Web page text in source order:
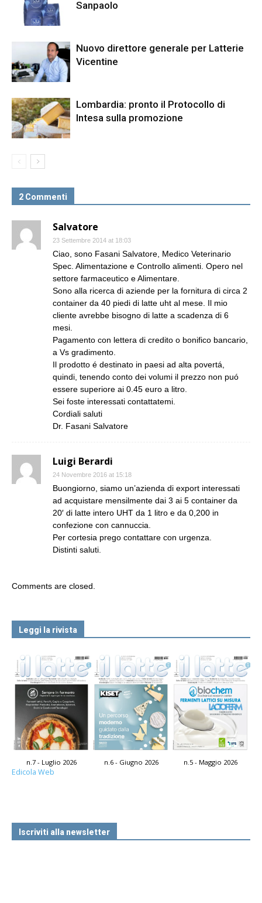
Sanpaolo
Nuovo direttore generale per Latterie
Vicentine
Lombardia: pronto il Protocollo di
Intesa sulla promozione
2 Commenti
Salvatore
23 Settembre 2014 at 18:03
Ciao, sono Fasani Salvatore, Medico Veterinario
Spec. Alimentazione e Controllo alimenti. Opero nel
settore farmaceutico e Alimentare.
Sono alla ricerca di aziende per la fornitura di circa 2
container da 40 piedi di latte uht al mese. Il mio
cliente avrebbe bisogno di latte a scadenza di 6
mesi.
Pagamento con lettera di credito o bonifico bancario,
a Vs gradimento.
Il prodotto é destinato in paesi ad alta povertá,
quindi, tenendo conto dei volumi il prezzo non puó
essere superiore ai 0.45 euro a litro.
Sei foste interessati contattatemi.
Cordiali saluti
Dr. Fasani Salvatore
Luigi Berardi
24 Novembre 2016 at 15:18
Buongiorno, siamo un’azienda di export interessati
ad acquistare mensilmente dai 3 ai 5 container da
20′ di latte intero UHT da 1 litro e da 0,200 in
confezione con cannuccia.
Per cortesia prego contattare con urgenza.
Distinti saluti.
Comments are closed.
Leggi la rivista
n.7 - Luglio 2026 n.6 - Giugno 2026 n.5 - Maggio 2026
Edicola Web
Iscriviti alla newsletter